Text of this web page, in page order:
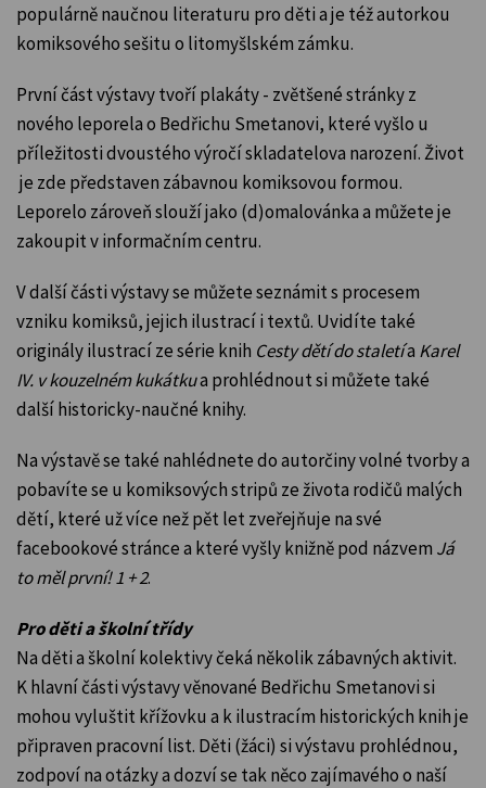
populárně naučnou literaturu pro děti a je též autorkou
komiksového sešitu o litomyšlském zámku.
První část výstavy tvoří plakáty - zvětšené stránky z
nového leporela o Bedřichu Smetanovi, které vyšlo u
příležitosti dvoustého výročí skladatelova narození. Život
je zde představen zábavnou komiksovou formou.
Leporelo zároveň slouží jako (d)omalovánka a můžete je
zakoupit v informačním centru.
V další části výstavy se můžete seznámit s procesem
vzniku komiksů, jejich ilustrací i textů. Uvidíte také
originály ilustrací ze série knih Cesty dětí do staletía Karel
IV. v kouzelném kukátkua prohlédnout si můžete také
další historicky-naučné knihy.
Na výstavě se také nahlédnete do autorčiny volné tvorby a
pobavíte se u komiksových stripů ze života rodičů malých
dětí, které už více než pět let zveřejňuje na své
facebookové stránce a které vyšly knižně pod názvem Já
to měl první! 1 + 2.
Pro děti a školní třídy
Na děti a školní kolektivy čeká několik zábavných aktivit.
K hlavní části výstavy věnované Bedřichu Smetanovi si
mohou vyluštit křížovku a k ilustracím historických knih je
připraven pracovní list. Děti (žáci) si výstavu prohlédnou,
zodpoví na otázky a dozví se tak něco zajímavého o naší